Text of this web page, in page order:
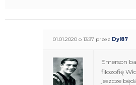
01.01.2020 o 13:37 przez Dyl87
Emerson
filozofię
jeszcze